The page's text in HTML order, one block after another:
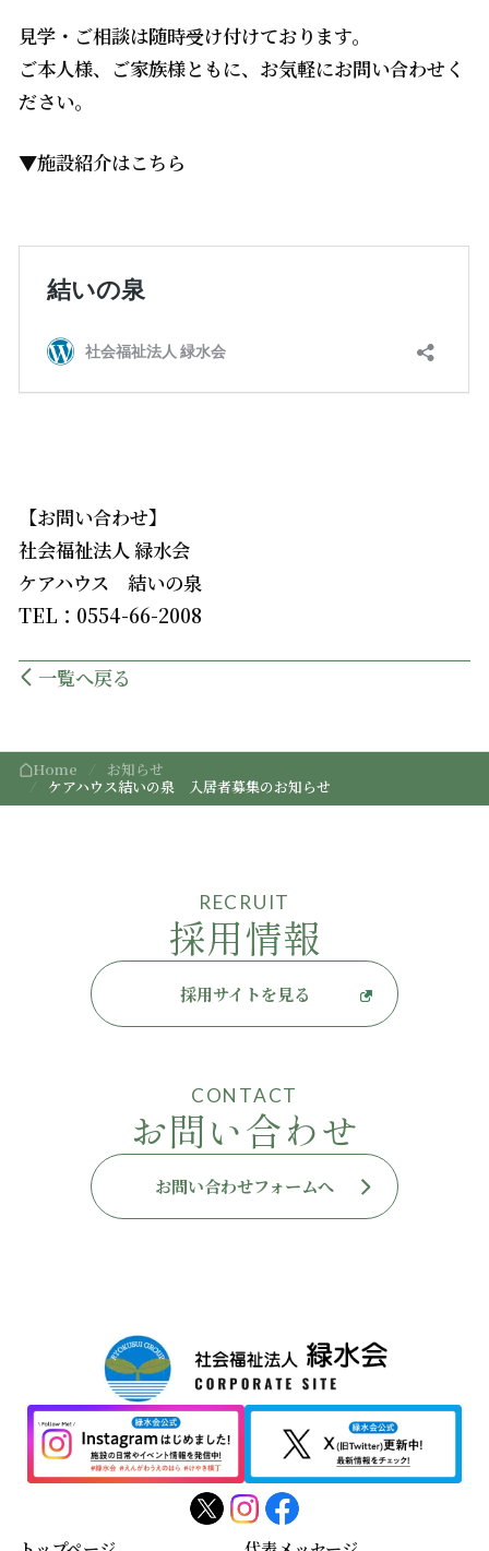
見学・ご相談は随時受け付けております。
ご本人様、ご家族様ともに、お気軽にお問い合わせく
ださい。
▼施設紹介はこちら
【お問い合わせ】
社会福祉法人 緑水会
ケアハウス 結いの泉
TEL：0554-66-2008
一覧へ戻る
Home
お知らせ
ケアハウス結いの泉 入居者募集のお知らせ
RECRUIT
採用情報
採用サイトを見る
CONTACT
お問い合わせ
お問い合わせフォームへ